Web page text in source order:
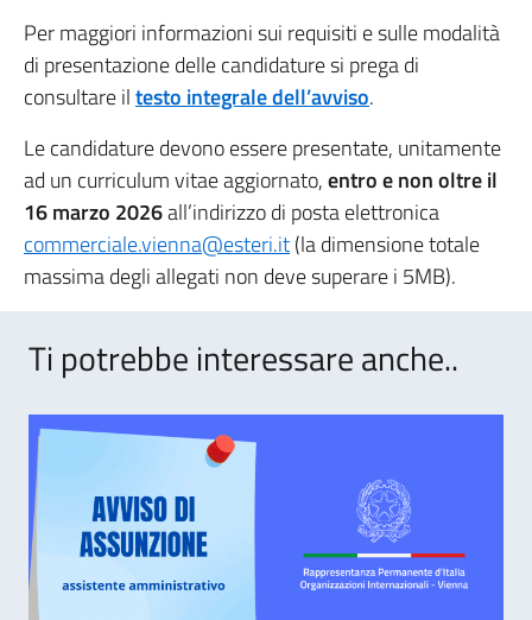
Per maggiori informazioni sui requisiti e sulle modalità
di presentazione delle candidature si prega di
consultare iltesto integrale dell’avviso.
Le candidature devono essere presentate, unitamente
ad un curriculum vitae aggiornato,entro e non oltre il
16 marzo 2026all’indirizzo di posta elettronica
commerciale.vienna@esteri.it(la dimensione totale
massima degli allegati non deve superare i 5MB).
Ti potrebbe interessare anche..